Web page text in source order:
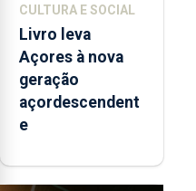
CULTURA E SOCIAL
Livro leva
Açores à nova
geração
açordescendent
e